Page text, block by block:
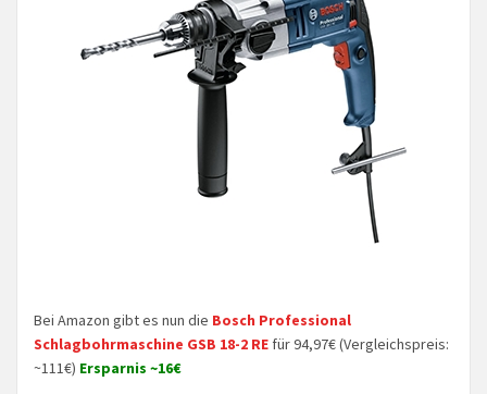
Bei Amazon gibt es nun die Bosch Professional
Schlagbohrmaschine GSB 18-2 RE für 94,97€ (Vergleichspreis:
~111€) Ersparnis ~16€